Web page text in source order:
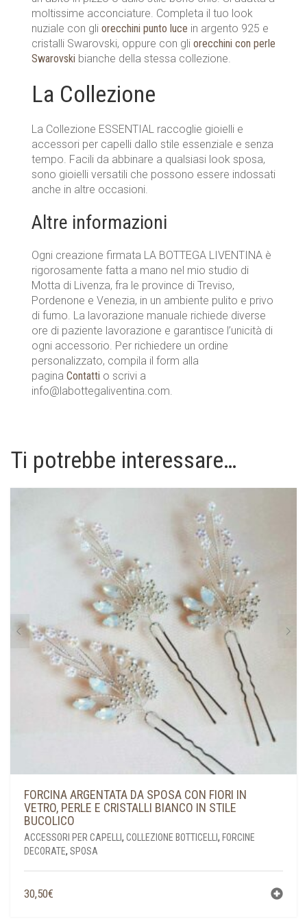
moltissime acconciature. Completa il tuo look
nuziale con gli orecchini punto luce in argento 925 e
cristalli Swarovski, oppure con gli orecchini con perle
Swarovski bianche della stessa collezione.
La Collezione
La Collezione ESSENTIAL raccoglie gioielli e
accessori per capelli dallo stile essenziale e senza
tempo. Facili da abbinare a qualsiasi look sposa,
sono gioielli versatili che possono essere indossati
anche in altre occasioni.
Altre informazioni
Ogni creazione firmata LA BOTTEGA LIVENTINA è
rigorosamente fatta a mano nel mio studio di
Motta di Livenza, fra le province di Treviso,
Pordenone e Venezia, in un ambiente pulito e privo
di fumo. La lavorazione manuale richiede diverse
ore di paziente lavorazione e garantisce l’unicità di
ogni accessorio. Per richiedere un ordine
personalizzato, compila il form alla
pagina Contatti o scrivi a
info@labottegaliventina.com.
Ti potrebbe interessare…
FORCINA ARGENTATA DA SPOSA CON FIORI IN
VETRO, PERLE E CRISTALLI BIANCO IN STILE
BUCOLICO
ACCESSORI PER CAPELLI, COLLEZIONE BOTTICELLI, FORCINE
DECORATE, SPOSA
30,50€